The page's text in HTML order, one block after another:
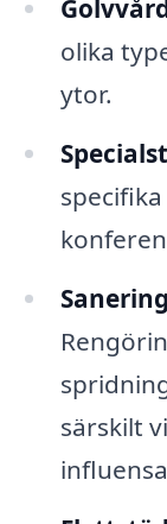
olika
ytor.
särskilt